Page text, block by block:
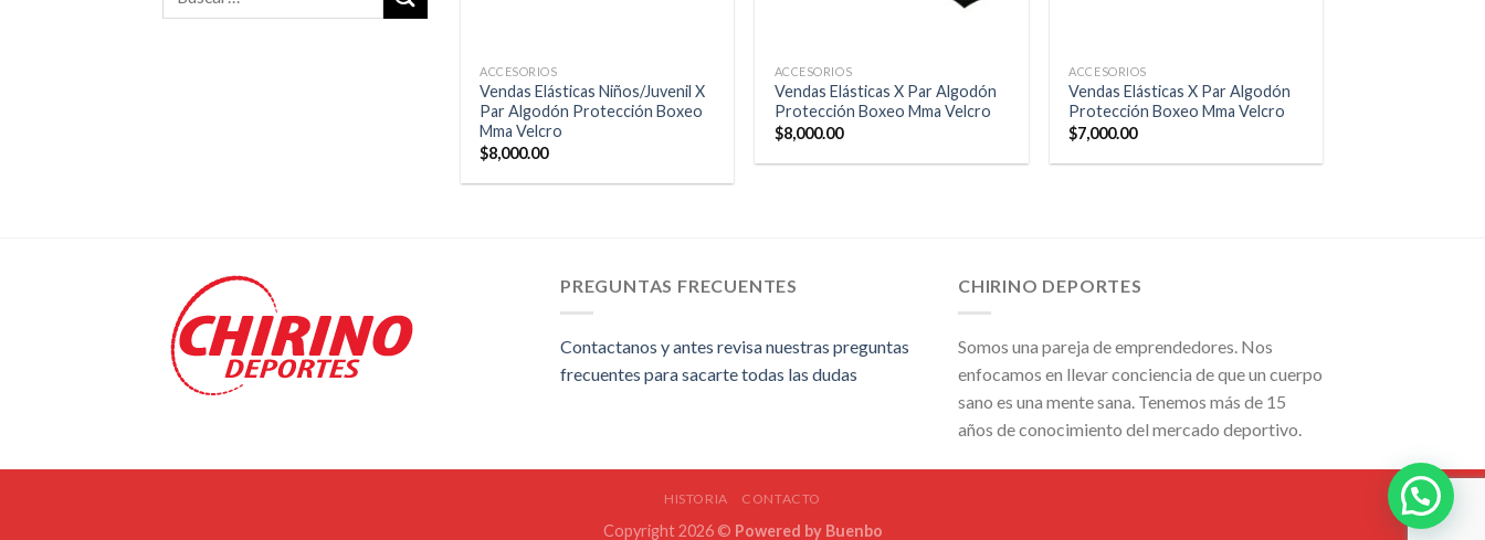
ACCESORIOS
Vendas Elásticas Niños/Juvenil X
Par Algodón Protección Boxeo
Mma Velcro
$8,000.00
ACCESORIOS
Vendas Elásticas X Par Algodón
Protección Boxeo Mma Velcro
$8,000.00
ACCESORIOS
Vendas Elásticas X Par Algodón
Protección Boxeo Mma Velcro
$7,000.00
PREGUNTAS FRECUENTES
Contactanos y antes revisa nuestras preguntas
frecuentes para sacarte todas las dudas
CHIRINO DEPORTES
Somos una pareja de emprendedores. Nos
enfocamos en llevar conciencia de que un cuerpo
sano es una mente sana. Tenemos más de 15
años de conocimiento del mercado deportivo.
HISTORIA CONTACTO
Copyright 2026 © Powered by Buenbo